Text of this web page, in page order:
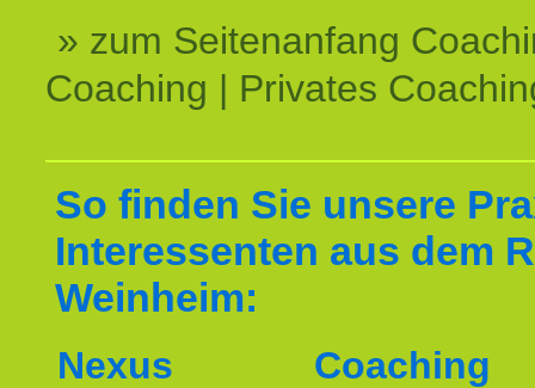
» zum Seitenanfang
Coaching | Privates
So finden Sie unsere
Interessenten aus dem
Weinheim:
Nexus